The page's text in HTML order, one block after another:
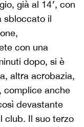
già al 14′, con
sbloccato il
con una
dopo, si è
altra acrobazia,
complice anche
devastante
club. Il suo terzo